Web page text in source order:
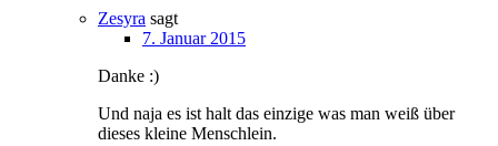
Zesyra sagt
7. Januar 2015
Danke :)
Und naja es ist halt das einzige was man weiß über
dieses kleine Menschlein.